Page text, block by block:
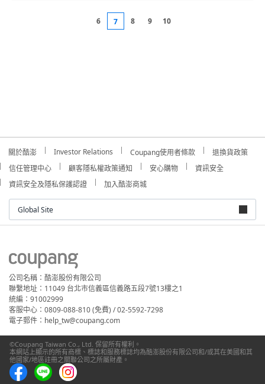
6 7 8 9 10
關於酷澎 Investor Relations Coupang使用者條款
退換貨政策
信任管理中心
顧客隱私權政策通知 安心購物
資訊安全
資訊安全及隱私保護認證
加入酷澎商城
Global Site
公司名稱：酷澎股份有限公司
聯繫地址：11049 台北市信義區信義路五段7號13樓之1
統編：91002999
客服中心：0809-088-810 (免費) / 02-5592-7298
電子郵件：help_tw@coupang.com
©Coupang Taiwan Co., Ltd. 保留所有權利。
本網站上顯示的所有商標、標誌和服務標誌均為酷澎股份有限公司和/或其在美國和其
他國家/地區註冊之關聯公司之所屬財產。